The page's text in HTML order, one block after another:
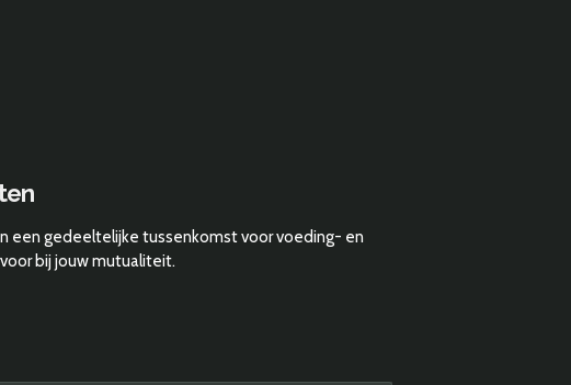
een gedeeltelijke tussenkomst voor voeding- en
bij jouw mutualiteit.